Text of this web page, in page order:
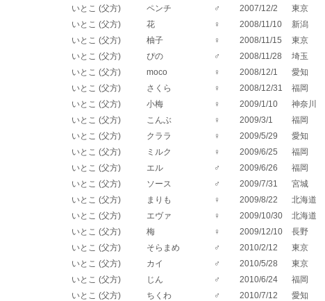
いとこ (父方) ペンチ ♂ 2007/12/2 東京
いとこ (父方) 花 ♀ 2008/11/10 新潟
いとこ (父方) 柚子 ♀ 2008/11/15 東京
いとこ (父方) ぴの ♂ 2008/11/28 埼玉
いとこ (父方) moco ♀ 2008/12/1 愛知
いとこ (父方) さくら ♀ 2008/12/31 福岡
いとこ (父方) 小梅 ♀ 2009/1/10 神奈川
いとこ (父方) こんぶ ♀ 2009/3/1 福岡
いとこ (父方) クララ ♀ 2009/5/29 愛知
いとこ (父方) ミルク ♀ 2009/6/25 福岡
いとこ (父方) エル ♂ 2009/6/26 福岡
いとこ (父方) ソース ♂ 2009/7/31 宮城
いとこ (父方) まりも ♀ 2009/8/22 北海道
いとこ (父方) エヴァ ♀ 2009/10/30 北海道
いとこ (父方) 梅 ♀ 2009/12/10 長野
いとこ (父方) そらまめ ♂ 2010/2/12 東京
いとこ (父方) カイ ♂ 2010/5/28 東京
いとこ (父方) じん ♂ 2010/6/24 福岡
いとこ (父方) ちくわ ♂ 2010/7/12 愛知